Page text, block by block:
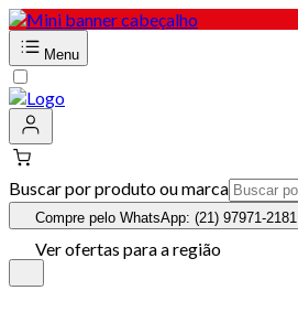
Menu
Buscar por produto ou marca
Compre pelo WhatsApp: (21) 97971-2181
Ver ofertas para a região